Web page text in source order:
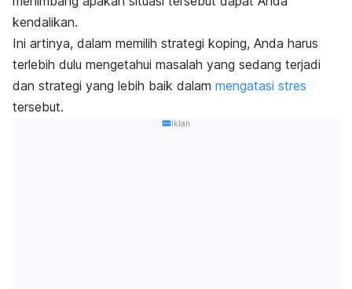
kendalikan.
Ini artinya, dalam memilih strategi koping, Anda harus
terlebih dulu mengetahui masalah yang sedang terjadi
dan strategi yang lebih baik dalam mengatasi stres
tersebut.
Iklan